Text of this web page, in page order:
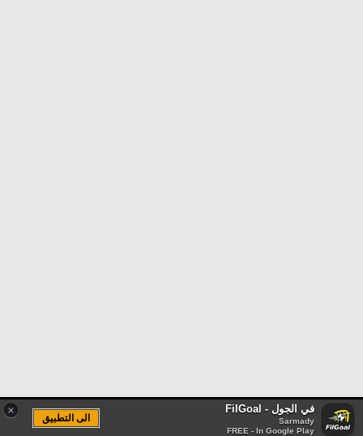
× في الجول - FilGoal
Sarmady
FREE - In Google Play
الى التطبيق